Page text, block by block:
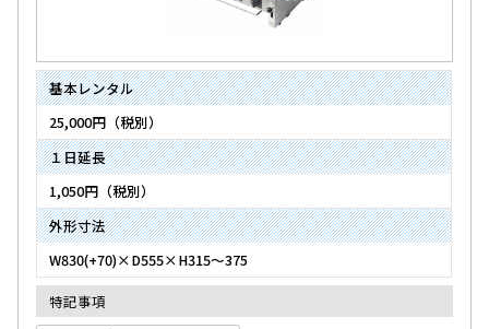
基本レンタル
25,000円（税別）
１日延長
1,050円（税別）
外形寸法
W830(+70)×D555×H315〜375
特記事項